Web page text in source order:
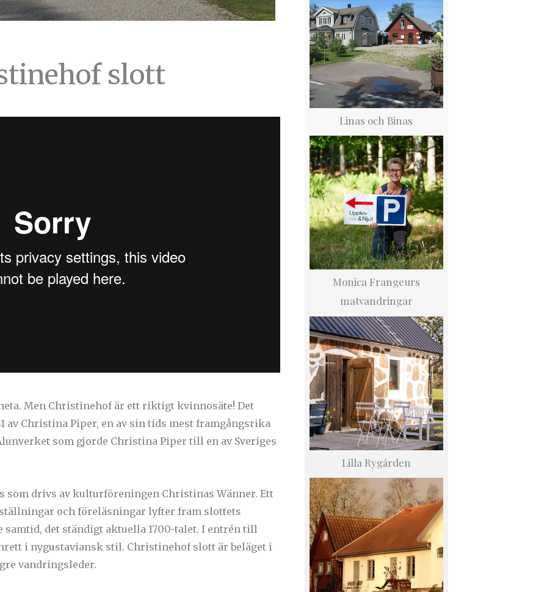
slott
Men Christinehof är ett riktigt kvinnosäte! Det
av Christina Piper, en av sin tids mest framgångsrika
som gjorde Christina Piper till en av Sveriges
drivs av kulturföreningen Christinas Wänner. Ett
och föreläsningar lyfter fram slottets
det ständigt aktuella 1700-talet. I entrén till
i nygustaviansk stil. Christinehof slott är beläget i
vandringsleder.
Linas och Binas
Monica Frangeurs
matvandringar
Lilla Rygården